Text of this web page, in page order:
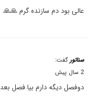
عالی بود دم سازنده گرم 🙏🙏
سناتور گفت:
2 سال پیش
دوفصل دیگه دارم بیا فصل بعد